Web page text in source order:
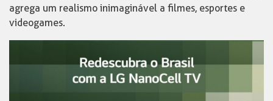
agrega um realismo inimaginável a filmes, esportes e
videogames.